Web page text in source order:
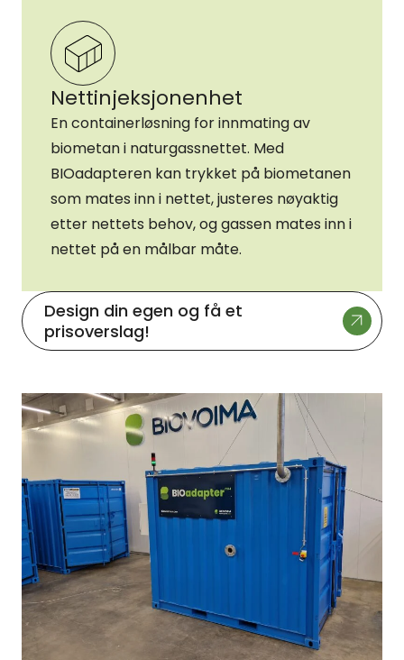
Nettinjeksjonenhet
En containerløsning for innmating av
biometan i naturgassnettet. Med
BIOadapteren kan trykket på biometanen
som mates inn i nettet, justeres nøyaktig
etter nettets behov, og gassen mates inn i
nettet på en målbar måte.
Design din egen og få et
prisoverslag!